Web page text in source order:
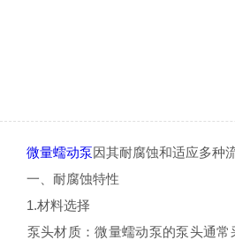
微量蠕动泵因其耐腐蚀和适应多种
一、耐腐蚀特性
1.材料选择
泵头材质：微量蠕动泵的泵头通常